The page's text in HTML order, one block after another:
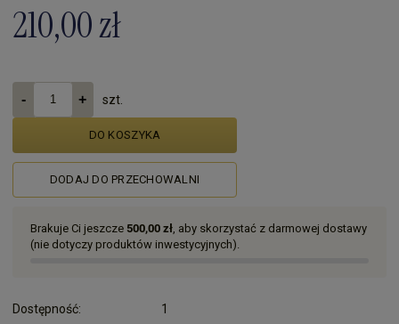
210,00 zł
szt.
DO KOSZYKA
DODAJ DO PRZECHOWALNI
Brakuje Ci jeszcze 500,00 zł , aby skorzystać z darmowej dostawy
(nie dotyczy produktów inwestycyjnych).
Dostępność:
1